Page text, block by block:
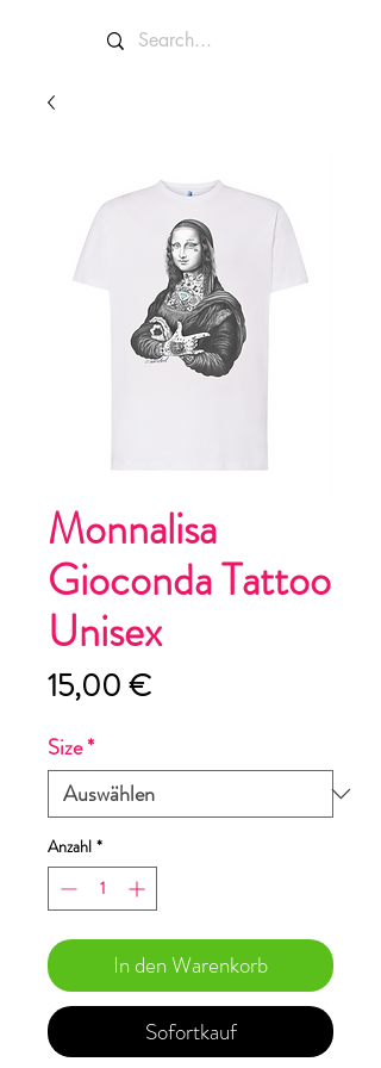
Monnalisa
Gioconda Tattoo
Unisex
15,00 €Preis
Size*
Anzahl *
In den Warenkorb
Sofortkauf